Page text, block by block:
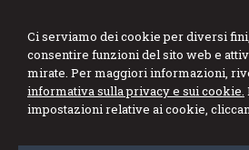
Ci serviamo dei cookie per diversi
consentire funzioni del sito web e
mirate. Per maggiori informazioni,
informativa sulla privacy e sui cookie.
impostazioni relative ai cookie,
Bezzegato Rigoni
Lorenzin
Network professionale